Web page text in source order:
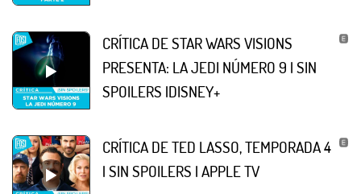
CRÍTICA DE STAR WARS VISIONS
PRESENTA: LA JEDI NÚMERO 9 | SIN
SPOILERS |DISNEY+
CRÍTICA DE TED LASSO, TEMPORADA 4
| SIN SPOILERS | APPLE TV